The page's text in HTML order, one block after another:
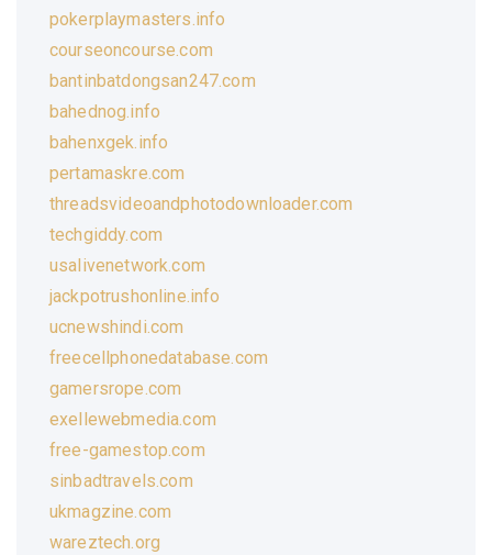
pokerplaymasters.info
courseoncourse.com
bantinbatdongsan247.com
bahednog.info
bahenxgek.info
pertamaskre.com
threadsvideoandphotodownloader.com
techgiddy.com
usalivenetwork.com
jackpotrushonline.info
ucnewshindi.com
freecellphonedatabase.com
gamersrope.com
exellewebmedia.com
free-gamestop.com
sinbadtravels.com
ukmagzine.com
wareztech.org